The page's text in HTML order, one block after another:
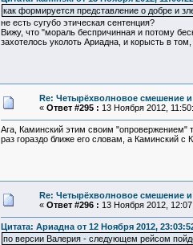
как формируется представление о добре и
не есть сугубо этическая сентенция?
Вижу, что "мораль беспричинная и потому
захотелось уколоть Ариадна, и корысть в
Re: Четырёхволновое смешение и
« Ответ #295 : 13 Ноября 2012,
Ага, Каминский этим своим "опровержением"
раз гораздо ближе его словам, а Каминский
Re: Четырёхволновое смешение и
« Ответ #296 : 13 Ноября 2012,
Цитата: Ариадна от 12 Ноября 2012,
по версии Валерия - следующем рейсом